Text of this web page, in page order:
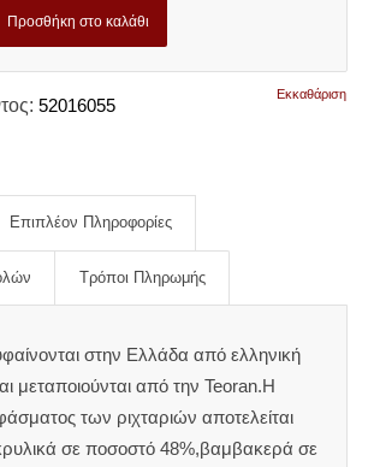
Εκκαθάριση
Προσθήκη στο καλάθι
52016055
Επιπλέον Πληροφορίες
Τρόποι Πληρωμής
στην Ελλάδα από ελληνική
μεταποιούνται από την Teoran.Η
των ριχταριών αποτελείται
σε ποσοστό 48%,βαμβακερά σε